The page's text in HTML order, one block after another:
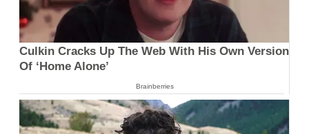
Culkin Cracks Up The Web With His Own Version
Of ‘Home Alone’
Brainberries